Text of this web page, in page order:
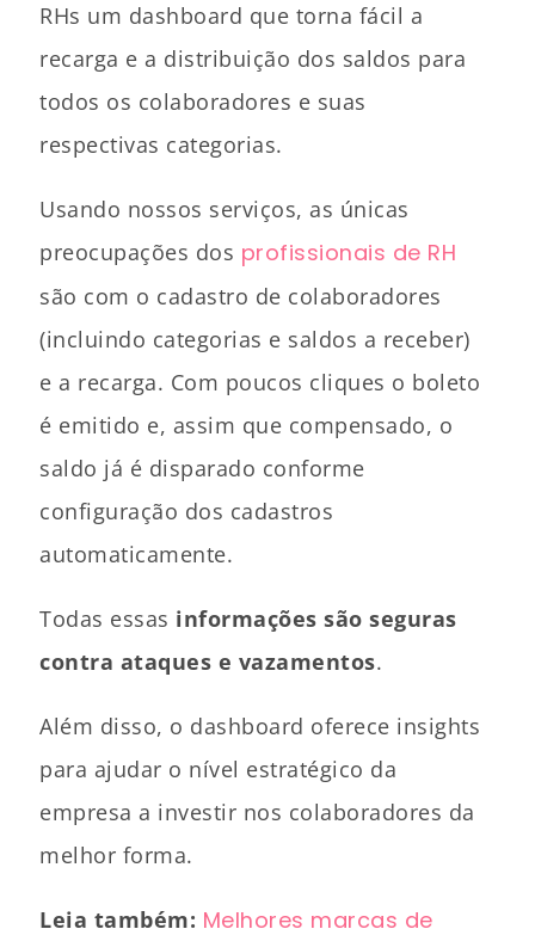
RHs um dashboard que torna fácil a
recarga e a distribuição dos saldos para
todos os colaboradores e suas
respectivas categorias.
Usando nossos serviços, as únicas
preocupações dos profissionais de RH
são com o cadastro de colaboradores
(incluindo categorias e saldos a receber)
e a recarga. Com poucos cliques o boleto
é emitido e, assim que compensado, o
saldo já é disparado conforme
configuração dos cadastros
automaticamente.
Todas essas informações são seguras
contra ataques e vazamentos.
Além disso, o dashboard oferece insights
para ajudar o nível estratégico da
empresa a investir nos colaboradores da
melhor forma.
Leia também: Melhores marcas de